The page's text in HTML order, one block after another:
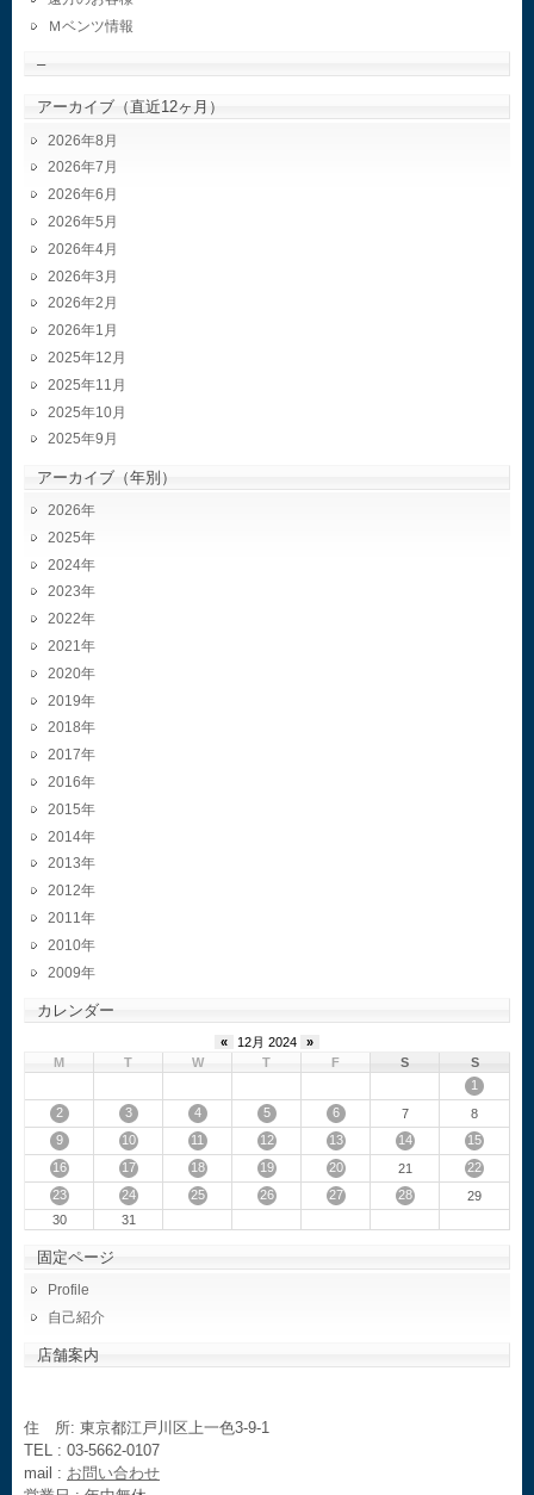
Ｍベンツ情報
–
アーカイブ（直近12ヶ月）
2026年8月
2026年7月
2026年6月
2026年5月
2026年4月
2026年3月
2026年2月
2026年1月
2025年12月
2025年11月
2025年10月
2025年9月
アーカイブ（年別）
2026
2025
2024
2023
2022
2021
2020
2019
2018
2017
2016
2015
2014
2013
2012
2011
2010
2009
カレンダー
« 12月 2024
»
M
T W T F S
S
1
2
3 4 5 6 7
8
9
10 11 12 13 14
15
16
17 18 19 20 21
22
23
24 25 26 27 28
29
30
31
固定ページ
Profile
自己紹介
店舗案内
住 所: 東京都江戸川区上一色3-9-1
TEL : 03-5662-0107
mail : お問い合わせ